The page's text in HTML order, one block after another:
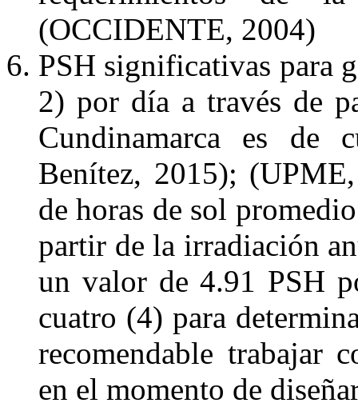
(OCCIDENTE, 2004)
PSH significativas para
2) por día a través de
Cundinamarca es de
Benítez, 2015);
de horas de sol
partir de la irradiación
un valor de 4.91 PSH
cuatro (4) para
recomendable trabajar
en el momento de